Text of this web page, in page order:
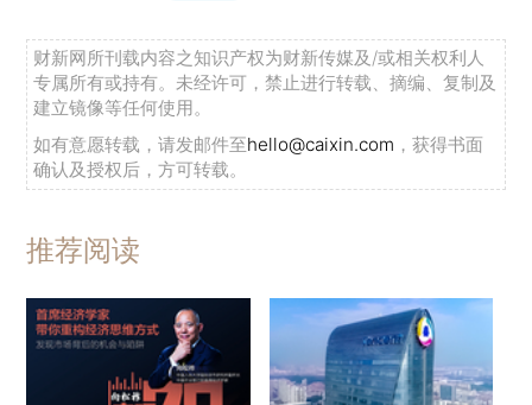
财新网所刊载内容之知识产权为财新传媒及/或相关权利人
专属所有或持有。未经许可，禁止进行转载、摘编、复制及
建立镜像等任何使用。
如有意愿转载，请发邮件至hello@caixin.com ，获得书面
确认及授权后，方可转载。
推荐阅读